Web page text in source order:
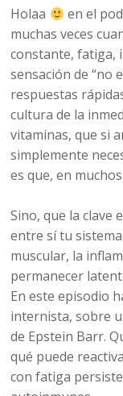
Holaa
en el
muchas veces
constante, fatiga,
sensación de “no
respuestas
cultura de la
vitaminas, que si
simplemente
es que, en
Sino, que la clave
entre sí tu
muscular, la
permanecer
En este episodio
internista, sobre
de Epstein Barr.
qué puede
con fatiga